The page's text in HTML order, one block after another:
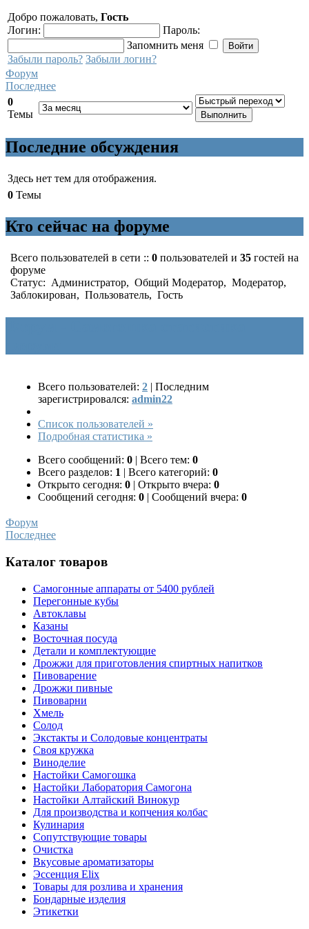
Добро пожаловать, Гость
Логин:
Пароль:
Запомнить меня
Забыли пароль? Забыли логин?
Форум
Последнее
0
Темы
Последние обсуждения
Здесь нет тем для отображения.
0 Темы
Кто сейчас на форуме
Всего пользователей в сети :: 0 пользователей и 35 гостей на
форуме
Статус: Администратор, Общий Модератор, Модератор,
Заблокирован, Пользователь, Гость
Всего пользователей: 2 | Последним
зарегистрировался: admin22
Список пользователей »
Подробная статистика »
Всего сообщений: 0 | Всего тем: 0
Всего разделов: 1 | Всего категорий: 0
Открыто сегодня: 0 | Открыто вчера: 0
Сообщений сегодня: 0 | Сообщений вчера: 0
Форум
Последнее
Каталог товаров
Самогонные аппараты от 5400 рублей
Перегонные кубы
Автоклавы
Казаны
Восточная посуда
Детали и комплектующие
Дрожжи для приготовления спиртных напитков
Пивоварение
Дрожжи пивные
Пивоварни
Хмель
Солод
Экстакты и Солодовые концентраты
Своя кружка
Виноделие
Настойки Самогошка
Настойки Лаборатория Самогона
Настойки Алтайский Винокур
Для производства и копчения колбас
Кулинария
Сопутствующие товары
Очистка
Вкусовые ароматизаторы
Эссенция Elix
Товары для розлива и хранения
Бондарные изделия
Этикетки